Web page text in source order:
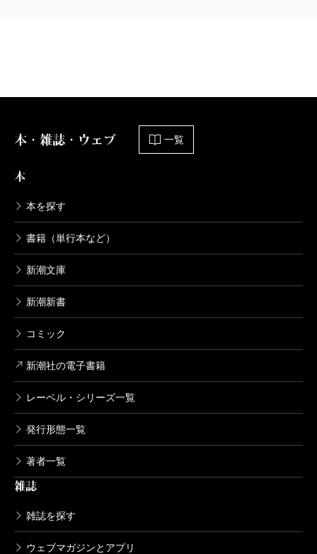
本・雑誌・ウェブ 一覧
本
本を探す
書籍（単行本など）
新潮文庫
新潮新書
コミック
新潮社の電子書籍
レーベル・シリーズ一覧
発行形態一覧
著者一覧
雑誌
雑誌を探す
ウェブマガジンとアプリ